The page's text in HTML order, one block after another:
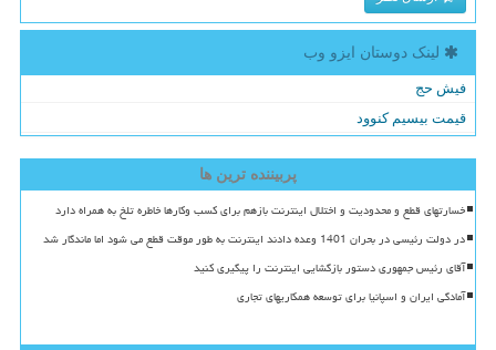
لینک دوستان ایزو وب
فیش حج
قیمت بیسیم کنوود
پربیننده ترین ها
خسارتهای قطع و محدودیت و اختلال اینترنت بازهم برای کسب وکارها خاطره تلخ به همراه دارد
در دولت رئیسی در بحران 1401 وعده دادند اینترنت به طور موقت قطع می شود اما ماندگار شد
آقای رئیس جمهوری دستور بازگشایی اینترنت را پیگیری کنید
آمادگی ایران و اسپانیا برای توسعه همکاریهای تجاری